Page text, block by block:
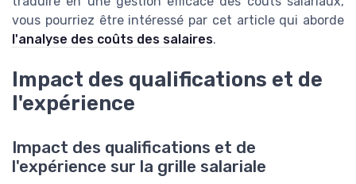
vous pourriez être intéressé par cet article qui aborde
l'analyse des coûts des salaires.
Impact des qualifications et de
l'expérience
Impact des qualifications et de
l'expérience sur la grille salariale